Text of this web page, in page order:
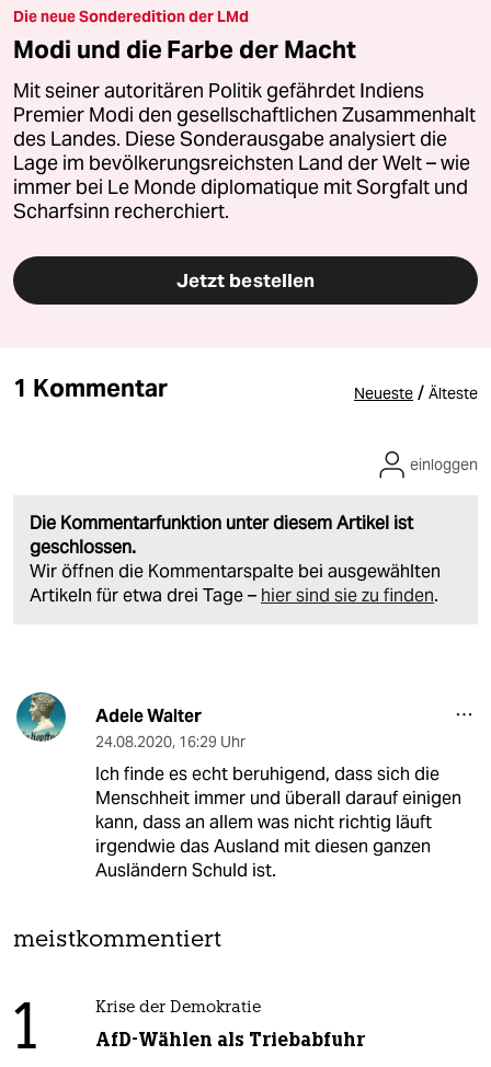
Die neue Sonderedition der LMd
Modi und die Farbe der Macht
Mit seiner autoritären Politik gefährdet Indiens
Premier Modi den gesellschaftlichen Zusammenhalt
des Landes. Diese Sonderausgabe analysiert die
Lage im bevölkerungsreichsten Land der Welt – wie
immer bei Le Monde diplomatique mit Sorgfalt und
Scharfsinn recherchiert.
Jetzt bestellen
1 Kommentar Neueste / Älteste
Die Kommentarfunktion unter diesem Artikel ist
geschlossen.
Wir öffnen die Kommentarspalte bei ausgewählten
Artikeln für etwa drei Tage – hier sind sie zu finden.
einloggen
Adele Walter
24.08.2020, 16:29 Uhr
Ich finde es echt beruhigend, dass sich die
Menschheit immer und überall darauf einigen
kann, dass an allem was nicht richtig läuft
irgendwie das Ausland mit diesen ganzen
Ausländern Schuld ist.
meistkommentiert
1 Krise der Demokratie
AfD-Wählen als Triebabfuhr